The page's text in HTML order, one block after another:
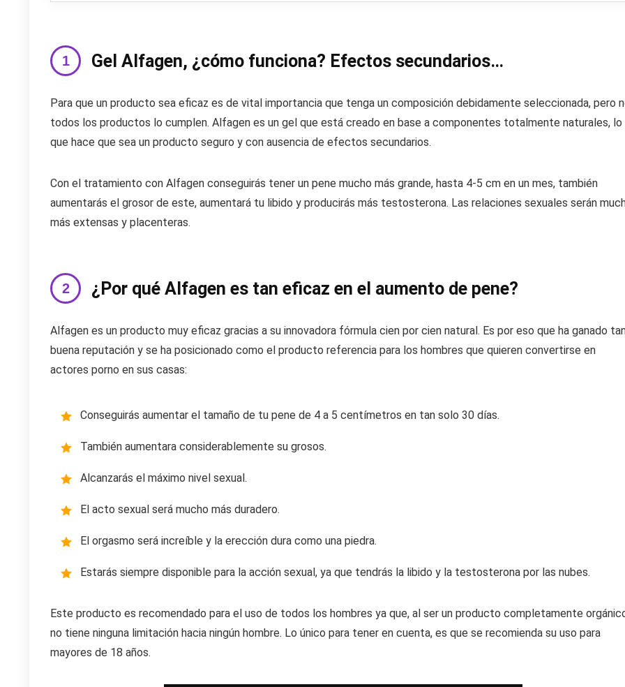
Gel Alfagen, ¿cómo funciona? Efectos secundarios…
Para que un producto sea eficaz es de vital importancia que tenga un composición debidamente seleccionada, pero
todos los productos lo cumplen. Alfagen es un gel que está creado en base a componentes totalmente naturales, lo
que hace que sea un producto seguro y con ausencia de efectos secundarios.
Con el tratamiento con Alfagen conseguirás tener un pene mucho más grande, hasta 4-5 cm en un mes, también
aumentarás el grosor de este, aumentará tu libido y producirás más testosterona. Las relaciones sexuales serán
más extensas y placenteras.
¿Por qué Alfagen es tan eficaz en el aumento de pene?
Alfagen es un producto muy eficaz gracias a su innovadora fórmula cien por cien natural. Es por eso que ha ganado
buena reputación y se ha posicionado como el producto referencia para los hombres que quieren convertirse en
actores porno en sus casas:
Conseguirás aumentar el tamaño de tu pene de 4 a 5 centímetros en tan solo 30 días.
También aumentara considerablemente su grosos.
Alcanzarás el máximo nivel sexual.
El acto sexual será mucho más duradero.
El orgasmo será increíble y la erección dura como una piedra.
Estarás siempre disponible para la acción sexual, ya que tendrás la libido y la testosterona por las nubes.
Este producto es recomendado para el uso de todos los hombres ya que, al ser un producto completamente
no tiene ninguna limitación hacia ningún hombre. Lo único para tener en cuenta, es que se recomienda su uso para
mayores de 18 años.